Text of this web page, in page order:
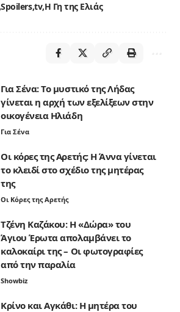
Spoilerstv Η Γη της Ελιάς
Για Σένα: Το μυστικό της Λήδας
γίνεται η αρχή των εξελίξεων στην
οικογένεια Ηλιάδη
Για Σένα
Οι κόρες της Αρετής: Η Άννα γίνεται
το κλειδί στο σχέδιο της μητέρας
της
Οι Κόρες της Αρετής
Τζένη Καζάκου: Η «Δώρα» του
Άγιου Έρωτα απολαμβάνει το
καλοκαίρι της – Οι φωτογραφίες
από την παραλία
Showbiz
Κρίνο και Αγκάθι: Η μητέρα του